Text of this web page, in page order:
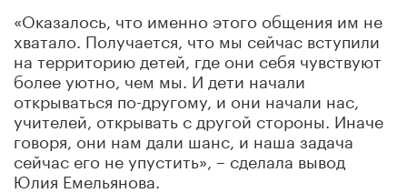
«Оказалось, что именно этого общения им не
хватало. Получается, что мы сейчас вступили
на территорию детей, где они себя чувствуют
более уютно, чем мы. И дети начали
открываться по-другому, и они начали нас,
учителей, открывать с другой стороны. Иначе
говоря, они нам дали шанс, и наша задача
сейчас его не упустить», – сделала вывод
Юлия Емельянова.